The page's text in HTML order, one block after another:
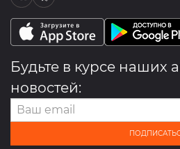
Будьте в курсе наших
новостей: